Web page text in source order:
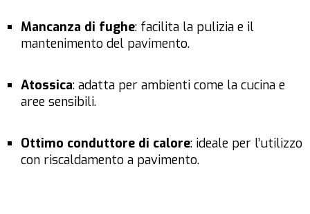
Mancanza di fughe: facilita la pulizia e il
mantenimento del pavimento.
Atossica: adatta per ambienti come la cucina e
aree sensibili.
Ottimo conduttore di calore: ideale per l’utilizzo
con riscaldamento a pavimento.